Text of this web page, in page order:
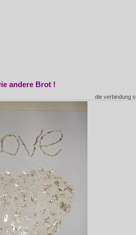
andere Brot !
die verbindung